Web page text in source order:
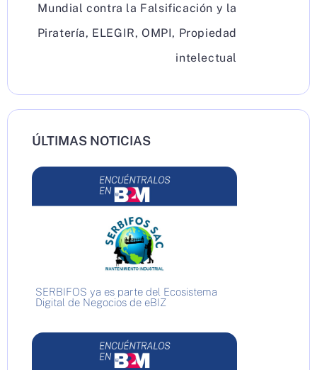
Mundial contra la Falsificación y la
Piratería, ELEGIR, OMPI, Propiedad
intelectual
ÚLTIMAS NOTICIAS
SERBIFOS ya es parte del Ecosistema
Digital de Negocios de eBIZ